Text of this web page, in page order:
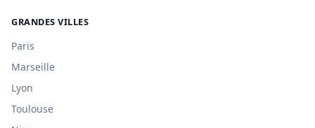
GRANDES VILLES
Paris
Marseille
Lyon
Toulouse